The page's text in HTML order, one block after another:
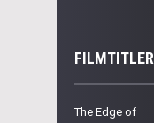
FILMTITLER
The Edge of